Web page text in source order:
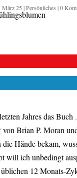
März 25 |Persönliches |0
Jahres das Buch
von Brian P. Moran
Hände bekam,
will ich unbedingt
12 Monats-